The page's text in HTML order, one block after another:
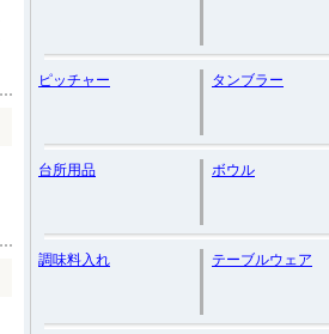
ピッチャー タンブラー
台所用品 ボウル
調味料入れ テーブルウェア